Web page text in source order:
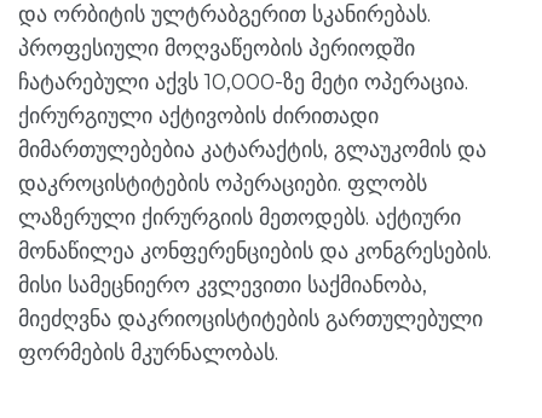
და ორბიტის ულტრაბგერით სკანირებას.
პროფესიული მოღვაწეობის პერიოდში
ჩატარებული აქვს 10,000-ზე მეტი ოპერაცია.
ქირურგიული აქტივობის ძირითადი
მიმართულებებია კატარაქტის, გლაუკომის და
დაკროცისტიტების ოპერაციები. ფლობს
ლაზერული ქირურგიის მეთოდებს. აქტიური
მონაწილეა კონფერენციების და კონგრესების.
მისი სამეცნიერო კვლევითი საქმიანობა,
მიეძღვნა დაკრიოცისტიტების გართულებული
ფორმების მკურნალობას.